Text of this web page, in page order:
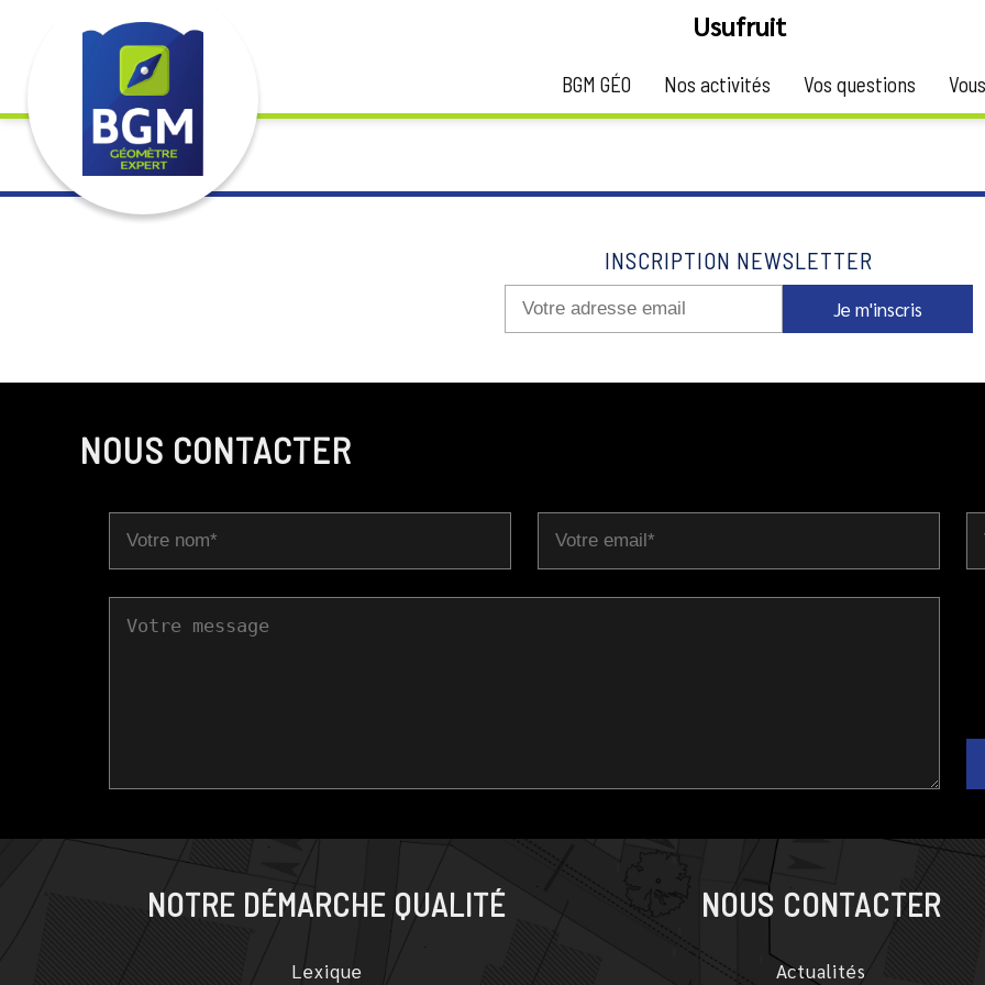
BGM GÉO Nos activités Vos questions
Usufruit
Démembrement de la propriété, c'est le droit d'utiliser un bien et d'en percevoir les fruits, sans en être propriétaire, le nu-
INSCRIPTION NEWSLETTER
Je m'inscris
NOUS CONTACTER
NOTRE DÉMARCHE QUALITÉ
Lexique
NOUS CONTACTER
Actualités